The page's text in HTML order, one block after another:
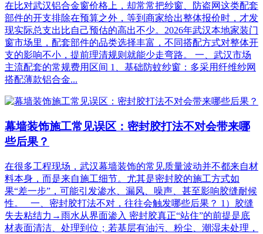
在比对武汉铝合金窗价格上，却常常把纱窗、防盗网这类配套
部件的开支排除在预算之外，等到商家给出整体报价时，才发
现实际总支出比自己预估的高出不少。2026年武汉本地家装门
窗市场里，配套部件的品类选择丰富，不同搭配方式对整体开
支的影响不小，提前理清规则就能少走弯路。 一、武汉市场
主流配套的常规费用区间 1、基础防蚊纱窗：多采用纤维纱网
搭配薄款铝合金...
幕墙装饰施工常见误区：密封胶打法不对会带来哪
些后果？
在很多工程现场，武汉幕墙装饰的常见质量波动并不都来自材
料本身，而是来自施工细节。尤其是密封胶的施工方式如
果“差一步”，可能引发渗水、漏风、噪声、甚至影响胶缝耐候
性。 一、密封胶打法不对，往往会触发哪些后果？ 1）胶缝
失去粘结力→雨水从界面渗入 密封胶真正“站住”的前提是底
材表面清洁、处理到位；若基层有油污、粉尘、潮湿未处理，